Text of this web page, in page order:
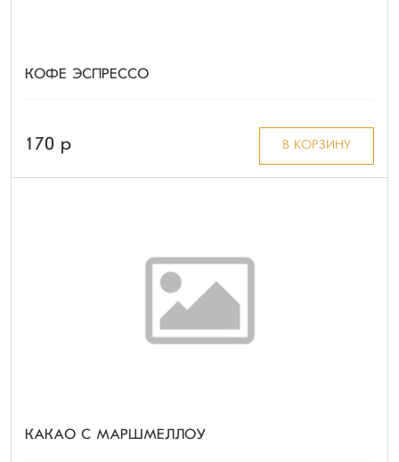
КОФЕ ЭСПРЕССО
170 p В КОРЗИНУ
КАКАО С МАРШМЕЛЛОУ